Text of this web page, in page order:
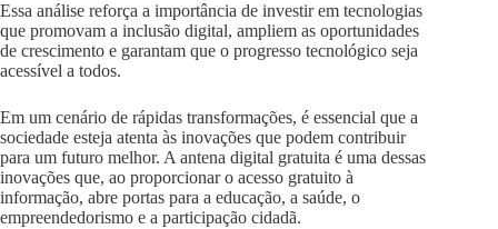
Essa análise reforça a importância de investir em tecnologias
que promovam a inclusão digital, ampliem as oportunidades
de crescimento e garantam que o progresso tecnológico seja
acessível a todos.
Em um cenário de rápidas transformações, é essencial que a
sociedade esteja atenta às inovações que podem contribuir
para um futuro melhor. A antena digital gratuita é uma dessas
inovações que, ao proporcionar o acesso gratuito à
informação, abre portas para a educação, a saúde, o
empreendedorismo e a participação cidadã.